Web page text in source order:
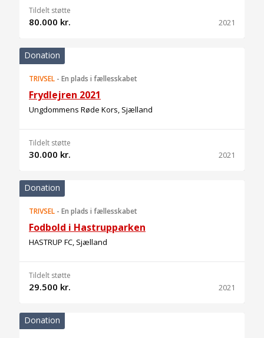
Tildelt støtte
80.000 kr. 2021
Donation
TRIVSEL - En plads i fællesskabet
Frydlejren 2021
Ungdommens Røde Kors, Sjælland
Tildelt støtte
30.000 kr. 2021
Donation
TRIVSEL - En plads i fællesskabet
Fodbold i Hastrupparken
HASTRUP FC, Sjælland
Tildelt støtte
29.500 kr. 2021
Donation